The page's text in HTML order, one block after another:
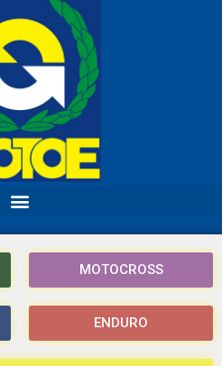
MOTOCROSS
ENDURO